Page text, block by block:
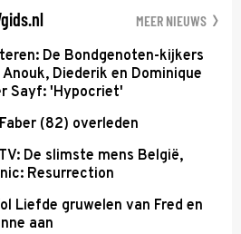
MEER NIEUWS
De Bondgenoten-kijkers
Diederik en Dominique
Sayf: 'Hypocriet'
(82) overleden
De slimste mens België,
Resurrection
Liefde gruwelen van Fred en
aan